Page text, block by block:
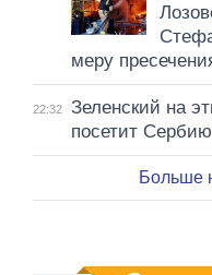
меру
22:32
Зеленский на
посетит Сербию
Больше